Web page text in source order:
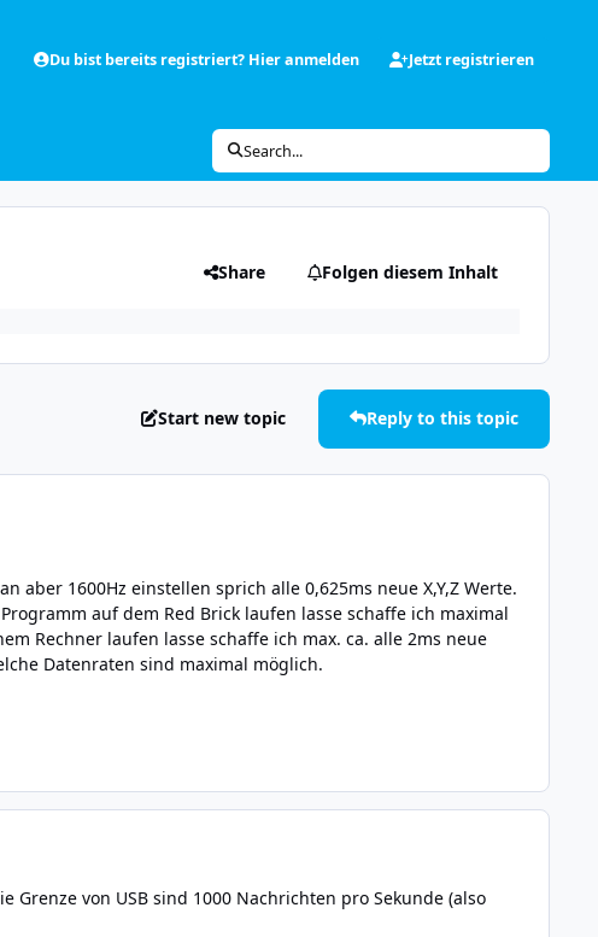
Du bist bereits registriert? Hier anmelden Jetzt registrieren
Search...
Share Folgen diesem Inhalt
Start new topic Reply to this topic
aber 1600Hz einstellen sprich alle 0,625ms neue X,Y,Z Werte.
auf dem Red Brick laufen lasse schaffe ich maximal
Rechner laufen lasse schaffe ich max. ca. alle 2ms neue
Datenraten sind maximal möglich.
Grenze von USB sind 1000 Nachrichten pro Sekunde (also